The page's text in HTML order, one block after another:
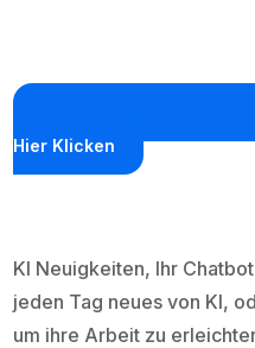
Hier Klicken
KI Neuigkeiten, Ihr
jeden Tag neues von KI,
um ihre Arbeit zu